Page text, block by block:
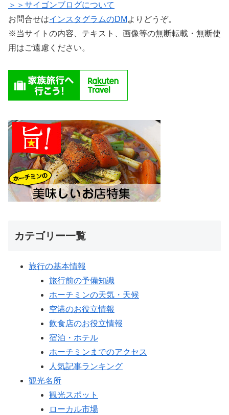
＞＞サイゴンブログについて
お問合せはインスタグラムのDM よりどうぞ。
※当サイトの内容、テキスト、画像等の無断転載・無断使
用はご遠慮ください。
カテゴリー一覧
旅行の基本情報
旅行前の予備知識
ホーチミンの天気・天候
空港のお役立情報
飲食店のお役立情報
宿泊・ホテル
ホーチミンまでのアクセス
人気記事ランキング
観光名所
観光スポット
ローカル市場